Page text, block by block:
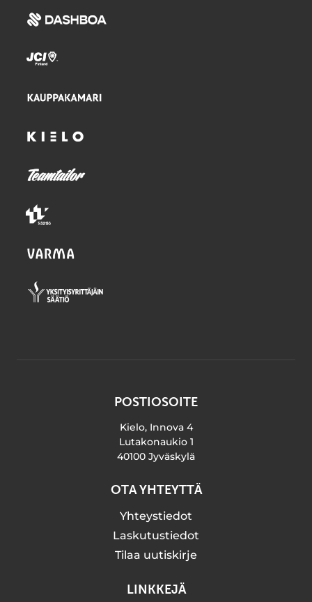
POSTIOSOITE
Kielo, Innova 4
Lutakonaukio 1
40100 Jyväskylä
OTA YHTEYTTÄ
Yhteystiedot
Laskutustiedot
Tilaa uutiskirje
LINKKEJÄ